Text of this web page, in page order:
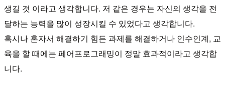
생길 것 이라고 생각합니다. 저 같은 경우는 자신의 생각을 전
달하는 능력을 많이 성장시킬 수 있었다고 생각합니다.
혹시나 혼자서 해결하기 힘든 과제를 해결하거나 인수인계, 교
육을 할 때에는 페어프로그래밍이 정말 효과적이라고 생각합
니다.